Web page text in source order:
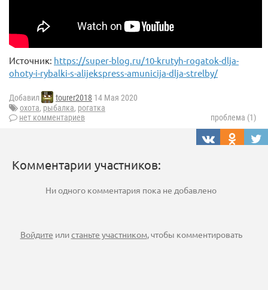
Источник: https://super-blog.ru/10-krutyh-rogatok-dlja-
ohoty-i-rybalki-s-alijekspress-amunicija-dlja-strelby/
Добавил tourer2018 14 Мая 2020
охота, рыбалка, рогатка
нет комментариев
проблема (1)
Комментарии участников:
Ни одного комментария пока не добавлено
Войдите илистаньте участником, чтобы комментировать